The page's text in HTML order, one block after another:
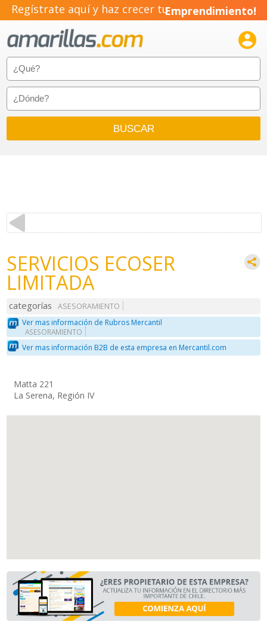
Regístrate aquí y haz crecer tuEmprendimiento!

SERVICIOS ECOSER
LIMITADA
categorías
ASESORAMIENTO
Ver mas información de Rubros Mercantil
ASESORAMIENTO
Ver mas información B2B de esta empresa en Mercantil.com
Matta 221
La Serena, Región IV